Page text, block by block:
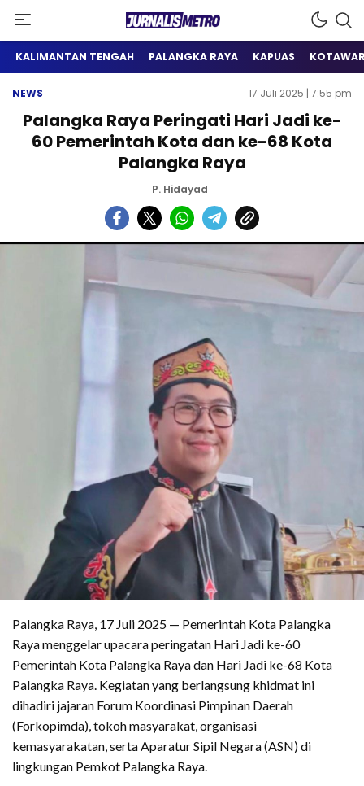
Jurnalis Metro
Satu Wadah Informasi
KALIMANTAN TENGAH PALANGKA RAYA KAPUAS
NEWS 17 Juli 2025 | 7:55 pm
Palangka Raya Peringati Hari Jadi ke-
60 Pemerintah Kota dan ke-68 Kota
Palangka Raya
P. Hidayad
Palangka Raya, 17 Juli 2025 — Pemerintah Kota Palangka
Raya menggelar upacara peringatan Hari Jadi ke-60
Pemerintah Kota Palangka Raya dan Hari Jadi ke-68 Kota
Palangka Raya. Kegiatan yang berlangsung khidmat ini
dihadiri jajaran Forum Koordinasi Pimpinan Daerah
(Forkopimda), tokoh masyarakat, organisasi
kemasyarakatan, serta Aparatur Sipil Negara (ASN) di
lingkungan Pemkot Palangka Raya.